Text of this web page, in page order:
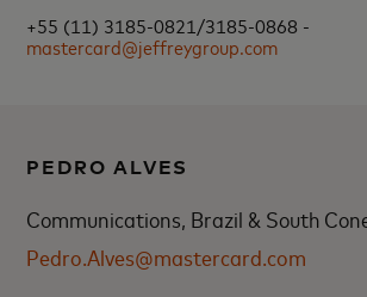
+55 (11) 3185-0821/3185-0868 -
mastercard@jeffreygroup.com
PEDRO ALVES
Communications, Brazil & South
Pedro.Alves@mastercard.com